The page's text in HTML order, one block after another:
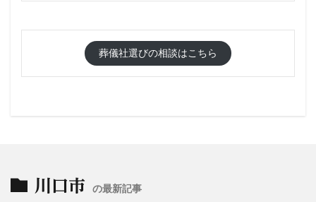
葬儀社選びの相談はこちら
川口市 の最新記事